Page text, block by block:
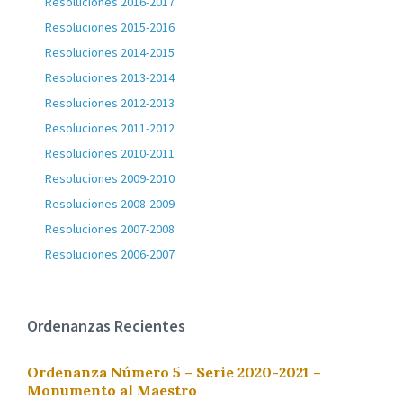
Resoluciones 2015-2016
Resoluciones 2014-2015
Resoluciones 2013-2014
Resoluciones 2012-2013
Resoluciones 2011-2012
Resoluciones 2010-2011
Resoluciones 2009-2010
Resoluciones 2008-2009
Resoluciones 2007-2008
Resoluciones 2006-2007
Ordenanzas Recientes
Ordenanza Número 5 – Serie 2020-2021 –
Monumento al Maestro